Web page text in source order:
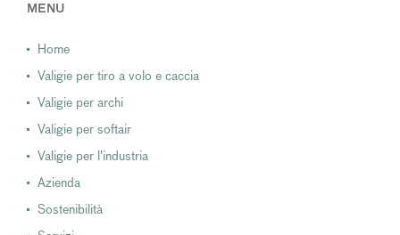
MENU
Home
Valigie per tiro a volo e caccia
Valigie per archi
Valigie per softair
Valigie per l'industria
Azienda
Sostenibilità